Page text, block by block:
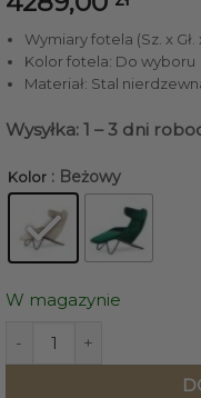
Wymiary fotela (Sz. x Gł.
Kolor fotela: Do wyboru
Materiał: Stal
Wysyłka: 1 – 3 dni
Kolor : Beżowy
W magazynie
ilość FOTEL Atero